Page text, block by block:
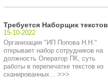
Требуется Наборщик текстов
15-10-2022
Организация "ИП Попова Н.Н."
открывает набор сотрудников на
должность Оператор ПК, суть
работы в перепечатке текстов из
сканированных... >>>